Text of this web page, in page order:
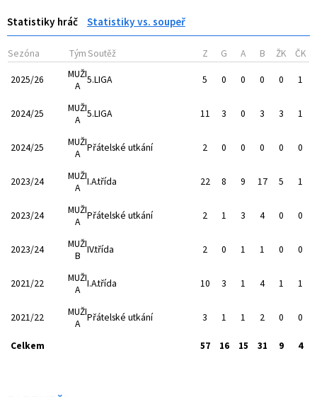
Statistiky hráč Statistiky vs. soupeř
Sezóna TýmSoutěž Z G A B ŽK ČK
2025/26
MUŽI
A
5.LIGA 5 0 0 0 0 1
2024/25
MUŽI
A
5.LIGA 11 3 0 3 3 1
2024/25
MUŽI
A
Přátelské utkání 2 0 0 0 0 0
2023/24
MUŽI
A
I.A.třída 22 8 9 17 5 1
2023/24
MUŽI
A
Přátelské utkání 2 1 3 4 0 0
2023/24
MUŽI
B
IV.třída 2 0 1 1 0 0
2021/22
MUŽI
A
I.A.třída 10 3 1 4 1 1
2021/22
MUŽI
A
Přátelské utkání 3 1 1 2 0 0
Celkem 57 16 15 31 9 4